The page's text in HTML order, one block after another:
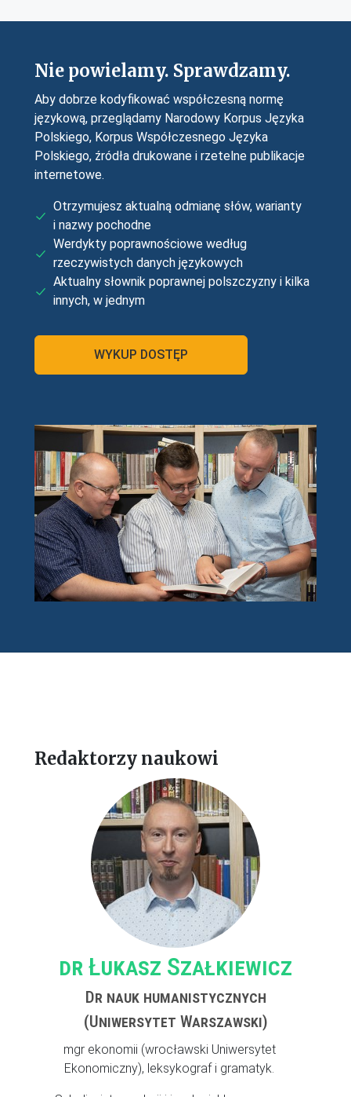
Nie powielamy. Sprawdzamy.
Aby dobrze kodyfikować współczesną normę
językową, przeglądamy Narodowy Korpus Języka
Polskiego, Korpus Współczesnego Języka
Polskiego, źródła drukowane i rzetelne publikacje
internetowe.
Otrzymujesz aktualną odmianę słów, warianty
i nazwy pochodne
Werdykty poprawnościowe według
rzeczywistych danych językowych
Aktualny słownik poprawnej polszczyzny i kilka
innych, w jednym
WYKUP DOSTĘP
Redaktorzy naukowi
dr Łukasz Szałkiewicz
Dr nauk humanistycznych
(Uniwersytet Warszawski)
mgr ekonomii (wrocławski Uniwersytet
Ekonomiczny), leksykograf i gramatyk.